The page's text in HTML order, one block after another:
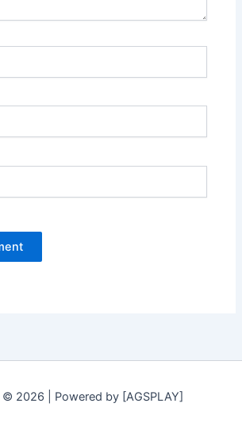
2026 | Powered by [AGSPLAY]